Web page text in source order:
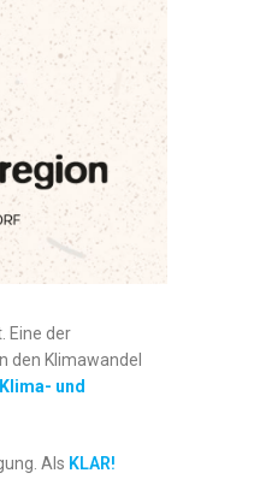
Eine der
den Klimawandel
Klima- und
Als KLAR!